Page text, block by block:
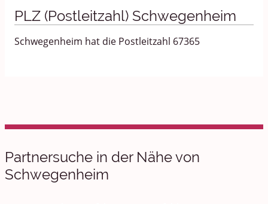
PLZ (Postleitzahl) Schwegenheim
Schwegenheim hat die Postleitzahl 67365
Partnersuche in der Nähe von
Schwegenheim